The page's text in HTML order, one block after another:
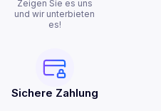
Zeigen Sie es uns
und wir unterbieten
es!
Sichere Zahlung